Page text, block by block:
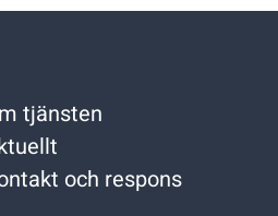
tjänsten
och respons